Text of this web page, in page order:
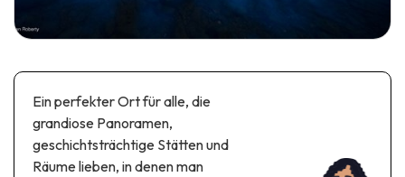
Folklore & Lokale Geschichte
Geschichte
Wissenschaftsparks
Automobil- & Eisenbahnerbe
Themen- und Freizeitpark
Unterhaltungs-& Aqua-Parks
DIESEN SOMMER
GUIDE DOWNLOADEN
Ein perfekter Ort für alle, die
grandiose Panoramen,
geschichtsträchtige Stätten und
Räume lieben, in denen man